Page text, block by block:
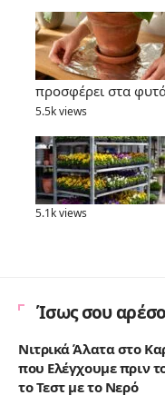
προσφέρει στα
5.5k views
5.1k views
Ίσως σου
Νιτρικά Άλατα στο
που Ελέγχουμε πριν
το Τεστ με το Νερό